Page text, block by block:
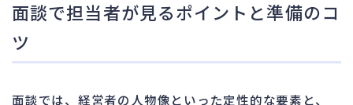
面談で担当者が見るポイントと準備のコ
ツ
面談では、経営者の人物像といった定性的な要素と、